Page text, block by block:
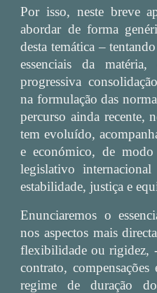
Por isso, neste breve
abordar de forma
desta temática –
essenciais da
progressiva
na formulação das
percurso ainda recente,
tem evoluído,
e económico, de
legislativo
estabilidade, justiça e
Enunciaremos o
nos aspectos mais
flexibilidade ou rigidez, -
contrato, compensações
regime de duração